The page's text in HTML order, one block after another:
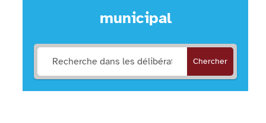
municipal
Chercher